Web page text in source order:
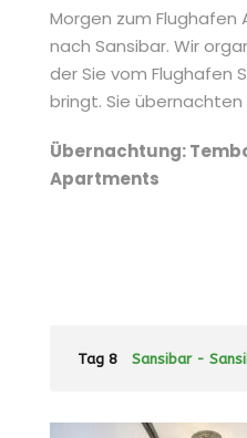
Morgen zum Flughafen
nach Sansibar. Wir
der Sie vom Flughafen
bringt. Sie
Übernachtung:
Apartments
Tag 8 Sansibar -